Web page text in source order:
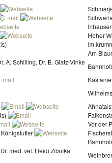
Hoher
Im
Am
A. Schilling, Dr. B. Glatz-Vinke
Vor der
med. vet. Heidi Zibolka